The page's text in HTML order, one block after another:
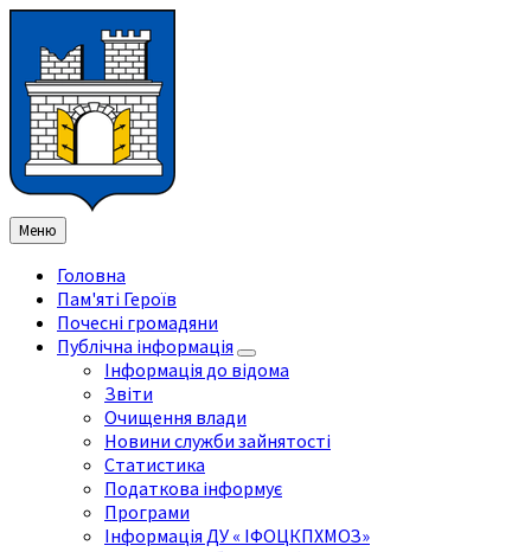
змісту
ліву
бічну
панель
праву
бічну
панель
нижнього
колонтитула
Меню
Головна
Пам'яті Героїв
Почесні громадяни
Публічна інформація
Інформація до відома
Звіти
Очищення влади
Новини служби зайнятості
Статистика
Податкова інформує
Програми
Інформація ДУ « ІФОЦКПХМОЗ»